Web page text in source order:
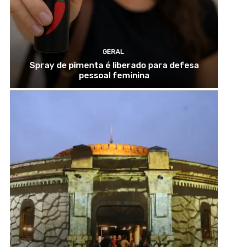
GERAL
Spray de pimenta é liberado para defesa
pessoal feminina